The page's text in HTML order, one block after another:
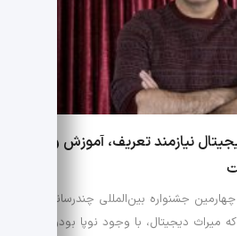
نیازمند تعریف، آموزش و
جشنواره بین‌المللی چندرسانه‌ای
دیجیتال، با وجود نوپا بودن،